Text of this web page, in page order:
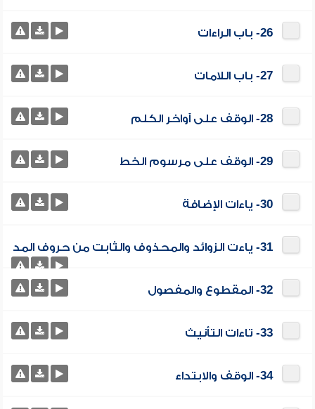
26- باب الراءات
27- باب اللامات
28- الوقف على آواخر الكلم
29- الوقف على مرسوم الخط
30- ياءات الإضافة
31- ياءت الزوائد والمحذوف والثابت من حروف المد
32- المقطوع والمفصول
33- تاءات التأنيث
34- الوقف والابتداء